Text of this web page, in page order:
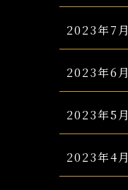
2023年7月
2023年6月
2023年5月
2023年4月